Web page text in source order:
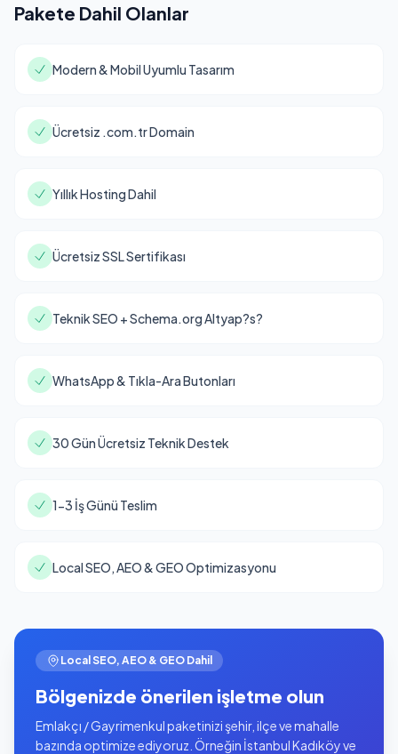
Pakete Dahil Olanlar
Modern & Mobil Uyumlu Tasarım
Ücretsiz .com.tr Domain
Yıllık Hosting Dahil
Ücretsiz SSL Sertifikası
Teknik SEO + Schema.org Altyap?s?
WhatsApp & Tıkla-Ara Butonları
30 Gün Ücretsiz Teknik Destek
1-3 İş Günü Teslim
Local SEO, AEO & GEO Optimizasyonu
Local SEO, AEO & GEO Dahil
Bölgenizde önerilen işletme olun
Emlakçı / Gayrimenkul paketinizi şehir, ilçe ve mahalle
bazında optimize ediyoruz. Örneğin İstanbul Kadıköy ve